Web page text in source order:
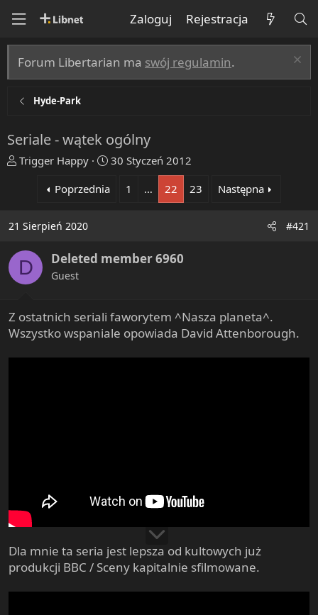
Zaloguj Rejestracja
Forum Libertarian ma swój regulamin.
Hyde-Park
Seriale - wątek ogólny
T
a
d
s
t
a
e
r
Trigger Happy
R
ę
30 Styczeń 2012
Poprzednia
1 … 22 23 Następna
21 Sierpień 2020 #421
D Deleted member 6960
Guest
Z ostatnich seriali faworytem ^Nasza planeta^.
Wszystko wspaniale opowiada David Attenborough.
Dla mnie ta seria jest lepsza od kultowych już
produkcji BBC / Sceny kapitalnie sfilmowane.